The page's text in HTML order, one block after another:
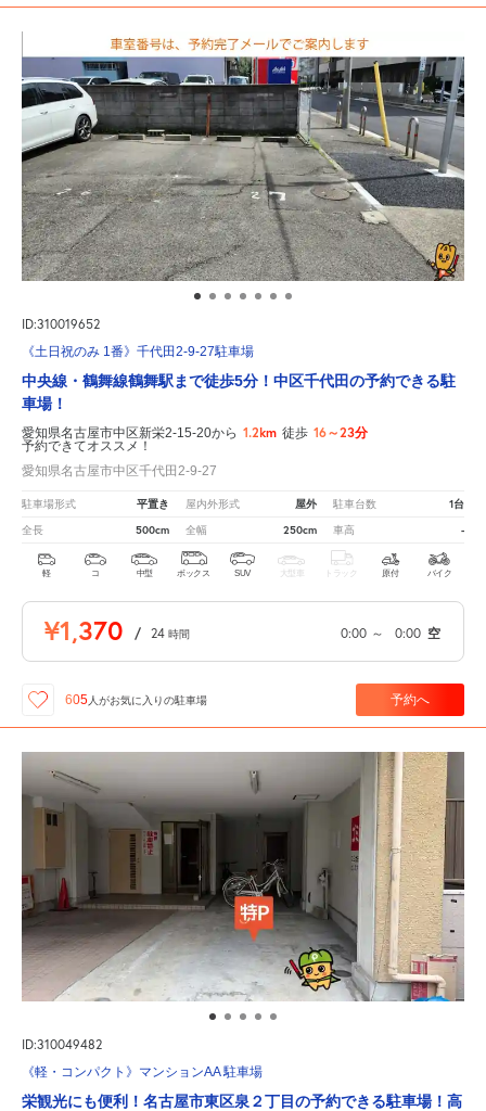
ID:310019652
《土日祝のみ 1番》千代田2-9-27駐車場
中央線・鶴舞線鶴舞駅まで徒歩5分！中区千代田の予約できる駐
車場！
愛知県名古屋市中区新栄2-15-20から 1.2km 徒歩 16～23分
予約できてオススメ！
愛知県名古屋市中区千代田2-9-27
駐車場形式 平置き 屋内外形式 屋外 駐車台数 1台
全長 500cm 全幅 250cm 車高 -
軽 コ 中型 ボックス SUV 大型車 トラック 原付 バイク
¥1,370 / 24 時間 0:00 ～ 0:00 空
605 人がお気に入りの駐車場 予約へ
ID:310049482
《軽・コンパクト》マンションAA 駐車場
栄観光にも便利！名古屋市東区泉２丁目の予約できる駐車場！高